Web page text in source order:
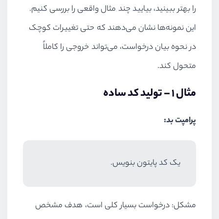
را بهتر ببینید، بیایید چند مثال واقعی را بررسی کنیم.
این نمونه‌ها نشان می‌دهند که حتی تغییرات کوچک
در نحوه بیان درخواست، می‌تواند خروجی را کاملاً
متحول کند.
مثال ۱ – تولید کد ساده
پرامپت بد:
یک کد پایتون بنویس.
مشکل: درخواست بسیار کلی است، هدف مشخص